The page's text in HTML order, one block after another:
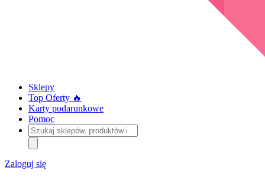
Sklepy
Top Oferty 🔥
Karty podarunkowe
Pomoc
Szukaj
sklepów,
produktów
i
kategorii
Zaloguj się